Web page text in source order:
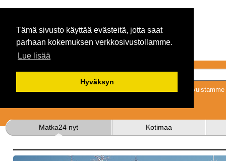
Tämä sivusto käyttää evästeitä, jotta saat
parhaan kokemuksen verkkosivustollamme.
Lue lisää
Hyväksyn
Tykkäämällä
Matka24 nyt Kotimaa